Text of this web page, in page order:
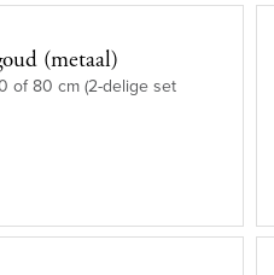
(metaal)
of 80 cm (2-delige set